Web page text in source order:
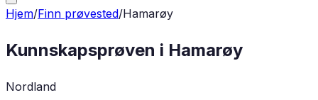
Hjem/Finn prøvested/Hamarøy
Kunnskapsprøven i Hamarøy
Nordland